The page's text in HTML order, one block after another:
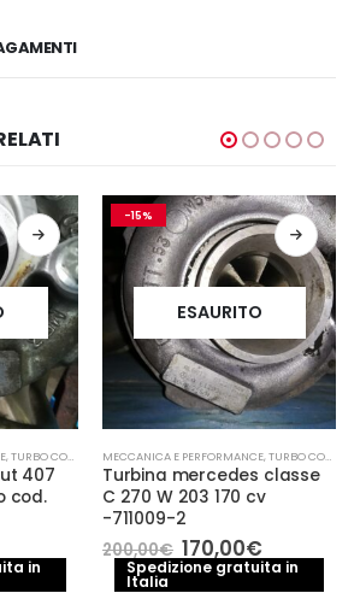
,TURBO COMPRESSORE- TURBINA
407
cod.
in
-15%
ESAURITO
MECCANICA E PERFORMANCE,TURBO COMPRESSORE- TURBINA
Turbina mercedes classe
C 270 W 203 170 cv
-711009-2
200,00€ Il
prezzo
originale
170,00€Il
prezzo
attuale
Spedizione gratuita in
Italia